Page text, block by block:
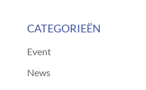
CATEGORIEËN
Event
News